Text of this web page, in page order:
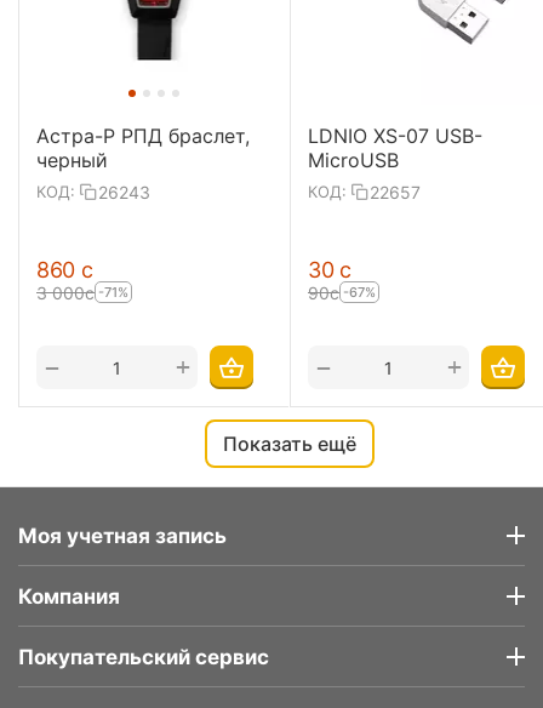
Астра-Р РПД браслет,
черный
КОД: 26243
‍860‍ с
3 000с -71%
+
−
LDNIO XS-07 USB-
MicroUSB
КОД: 22657
‍30‍ с
‍90‍с -67%
+
−
Показать ещё
Моя учетная запись
Компания
Покупательский сервис